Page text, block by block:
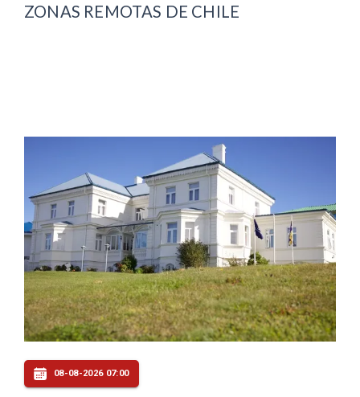
ZONAS REMOTAS DE CHILE
08-08-2026 07:00